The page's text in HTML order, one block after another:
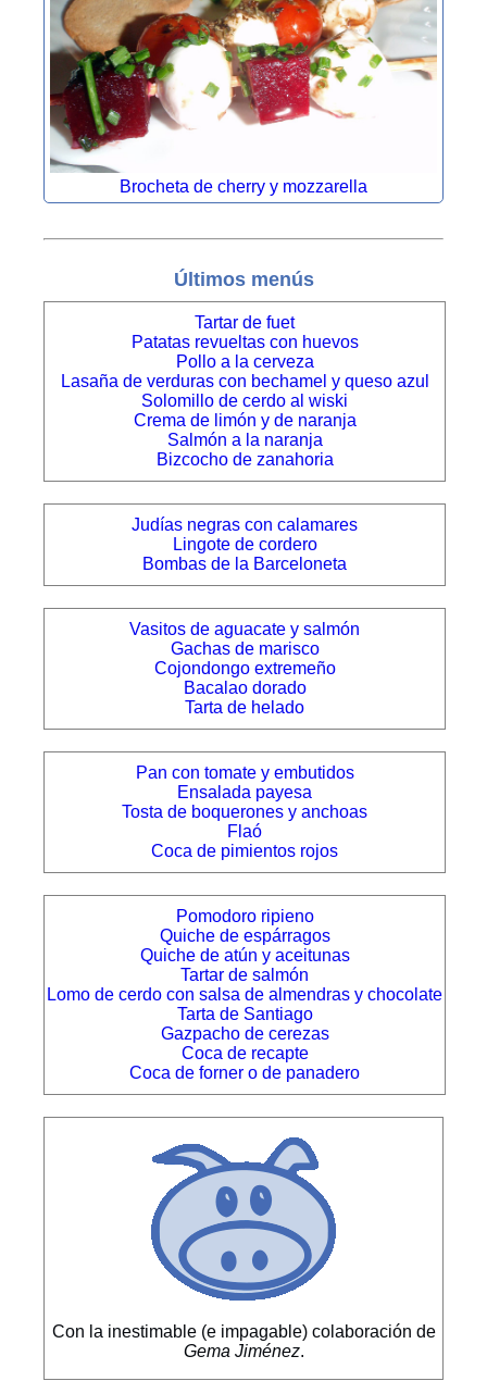
Brocheta de cherry y mozzarella
Últimos menús
Tartar de fuet
Patatas revueltas con huevos
Pollo a la cerveza
Lasaña de verduras con bechamel y queso azul
Solomillo de cerdo al wiski
Crema de limón y de naranja
Salmón a la naranja
Bizcocho de zanahoria
Judías negras con calamares
Lingote de cordero
Bombas de la Barceloneta
Vasitos de aguacate y salmón
Gachas de marisco
Cojondongo extremeño
Bacalao dorado
Tarta de helado
Pan con tomate y embutidos
Ensalada payesa
Tosta de boquerones y anchoas
Flaó
Coca de pimientos rojos
Pomodoro ripieno
Quiche de espárragos
Quiche de atún y aceitunas
Tartar de salmón
Lomo de cerdo con salsa de almendras y chocolate
Tarta de Santiago
Gazpacho de cerezas
Coca de recapte
Coca de forner o de panadero
Con la inestimable (e impagable) colaboración de
Gema Jiménez.